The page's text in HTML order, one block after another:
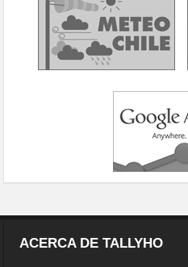
ACERCA DE TALLYHO